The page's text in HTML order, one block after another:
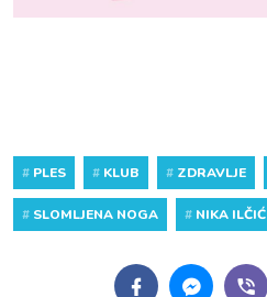
# PLES # KLUB # ZDRAVLJE
# SLOMLJENA NOGA # NIKA ILČIĆ